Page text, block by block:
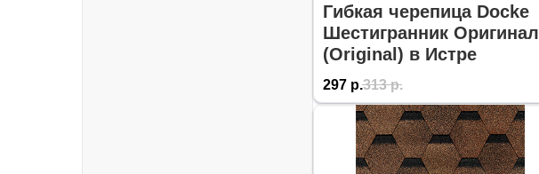
Гибкая черепица Docke
Шестигранник Оригинал
(Original) в Истре
297 р.313 р.